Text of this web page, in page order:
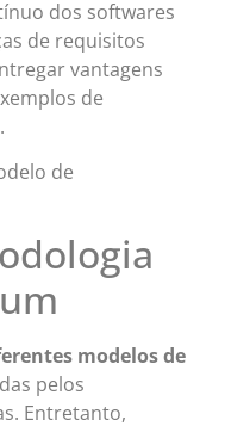
dos softwares
de requisitos
vantagens
de
de
modelos de
pelos
Entretanto,